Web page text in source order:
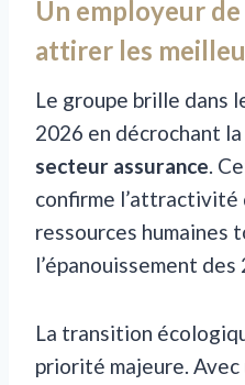
Un employeur
attirer les
Le groupe brille dans
2026 en décrochant la
secteur assurance.
confirme l’attractivité
ressources humaines
l’épanouissement
La transition
priorité majeure.